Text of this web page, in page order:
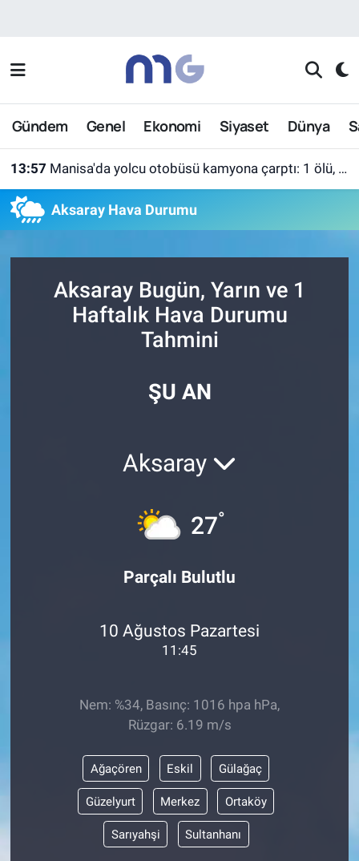
Gündem Genel Ekonomi Siyaset Dünya
13:57 Manisa'da yolcu otobüsü kamyona çarptı: 1 ölü, 7 yaralı
Aksaray Hava Durumu
Aksaray Bugün, Yarın ve 1
Haftalık Hava Durumu
Tahmini
ŞU AN
Aksaray
27°
Parçalı Bulutlu
10 Ağustos Pazartesi
11:45
Nem: %34, Basınç: 1016 hpa hPa,
Rüzgar: 6.19 m/s
Ağaçören Eskil Gülağaç
Güzelyurt Merkez Ortaköy
Sarıyahşi Sultanhanı
Nöbetçi Eczaneler
Hava Durumu
Son Dakika Haberleri